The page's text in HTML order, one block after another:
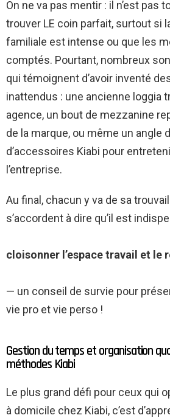
On ne va pas mentir : il n’est pas
trouver LE coin parfait, surtout si
familiale est intense ou que les
comptés. Pourtant, nombreux
qui témoignent d’avoir inventé
inattendus : une ancienne loggia
agence, un bout de mezzanine
de la marque, ou même un angle
d’accessoires Kiabi pour
l’entreprise.
Au final, chacun y va de sa
s’accordent à dire qu’il est
cloisonner l’espace travail et le
— un conseil de survie pour
vie pro et vie perso !
Gestion du temps et organisation
méthodes Kiabi
Le plus grand défi pour ceux qui
à domicile chez Kiabi, c’est